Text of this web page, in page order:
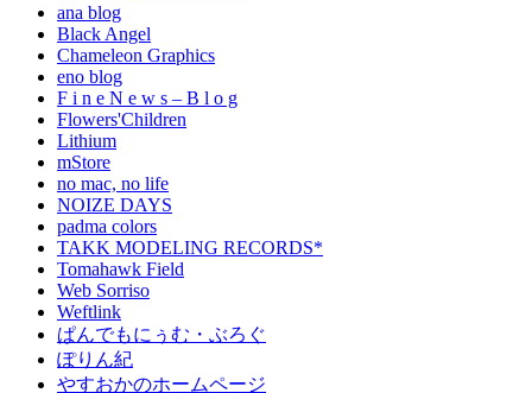
ana blog
Black Angel
Chameleon Graphics
eno blog
F i n e N e w s – B l o g
Flowers'Children
Lithium
mStore
no mac, no life
NOIZE DAYS
padma colors
TAKK MODELING RECORDS*
Tomahawk Field
Web Sorriso
Weftlink
ぱんでもにぅむ・ぶろぐ
ぽりん紀
やすおかのホームページ